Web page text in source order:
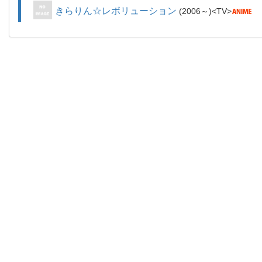
きらりん☆レボリューション 2006～ TV